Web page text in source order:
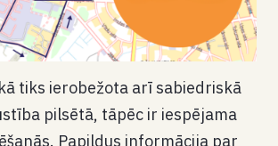
tiks ierobežota arī sabiedriskā
pilsētā, tāpēc ir iespējama
Papildus informācija par